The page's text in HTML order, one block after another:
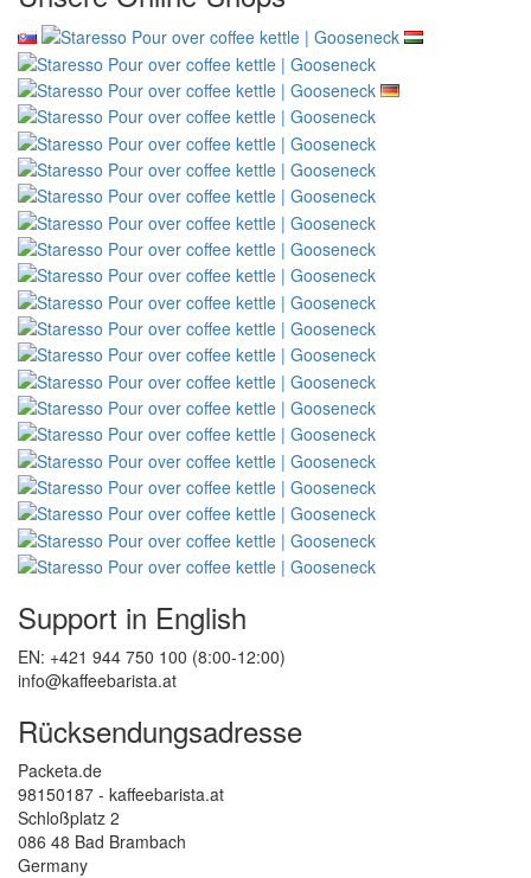
Support in English
EN: +421 944 750 100 (8:00-12:00)
info@kaffeebarista.at
Rücksendungsadresse
Packeta.de
98150187 - kaffeebarista.at
Schloßplatz 2
086 48 Bad Brambach
Germany